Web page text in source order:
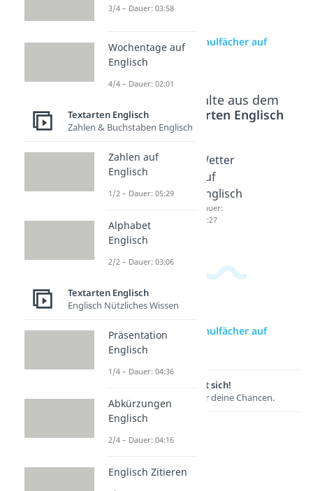
zur Videoseite: Schulfächer auf
Englisch
Beliebte Inhalte aus dem
Bereich
Textarten Englisch
Tiere
auf
Englisch
04:00
Körpert
Englisch
Wetter
auf
Englisch
Dauer:
03:27
zur Videoseite: Schulfächer auf
Englisch
Lernen lohnt sich!
Entdecke hier deine Chancen.
3/4 – Dauer: 03:58
Wochentage auf
Englisch
4/4 – Dauer: 02:01
Textarten Englisch
Zahlen & Buchstaben Englisch
Zahlen auf
Englisch
1/2 – Dauer: 05:29
Alphabet
Englisch
2/2 – Dauer: 03:06
Textarten Englisch
Englisch Nützliches Wissen
Präsentation
Englisch
1/4 – Dauer: 04:36
Abkürzungen
Englisch
2/4 – Dauer: 04:16
Englisch Zitieren